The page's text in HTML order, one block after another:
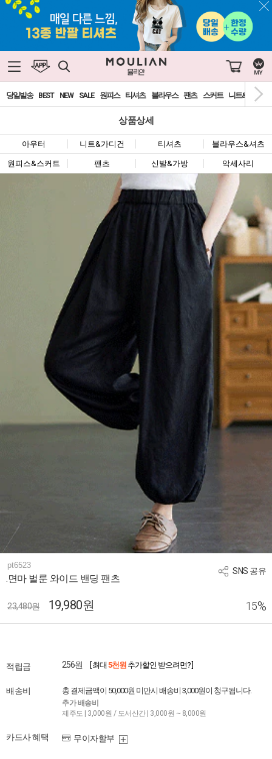
당일발송 BEST NEW SALE 원피스 티셔츠 블라우스 팬츠 스커트 니트&가디건
상품상세
아우터 니트&가디건 티셔츠 블라우스&셔츠
원피스&스커트 팬츠 신발&가방 악세사리
SNS 공유
pt6523
.면마 벌룬 와이드 밴딩 팬츠
23,480원 19,980원 15%
적립금 256원 [ 최대 5천원 추가할인 받으려면? ]
배송비 총 결제금액이 50,000원 미만시 배송비 3,000원이 청구됩니다.
추가 배송비
제주도 | 3,000원 / 도서산간 | 3,000원 ~ 8,000원
카드사 혜택 무이자할부